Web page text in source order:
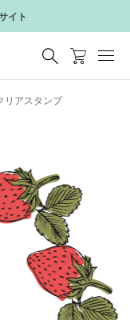
イト
リアスタンプ